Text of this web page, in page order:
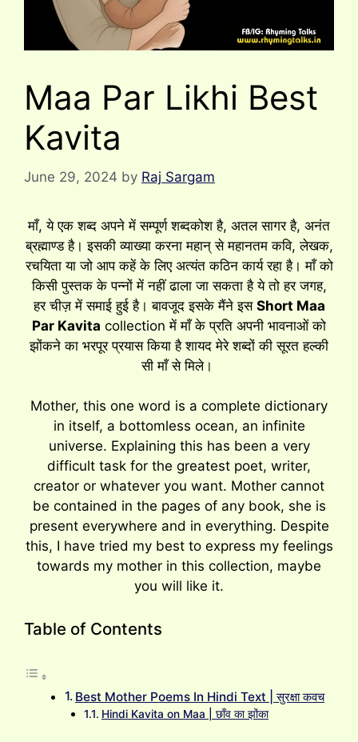
Maa Par Likhi Best
Kavita
June 29, 2024 by Raj Sargam
माँ, ये एक शब्द अपने में सम्पूर्ण शब्दकोश है, अतल सागर है, अनंत
ब्रह्माण्ड है। इसकी व्याख्या करना महान् से महानतम कवि, लेखक,
रचयिता या जो आप कहें के लिए अत्यंत कठिन कार्य रहा है। माँ को
किसी पुस्तक के पन्नों में नहीं ढाला जा सकता है ये तो हर जगह,
हर चीज़ में समाई हुई है। बावजूद इसके मैंने इस Short Maa
Par Kavita collection में माँ के प्रति अपनी भावनाओं को
झोंकने का भरपूर प्रयास किया है शायद मेरे शब्दों की सूरत हल्की
सी माँ से मिले।
Mother, this one word is a complete dictionary
in itself, a bottomless ocean, an infinite
universe. Explaining this has been a very
difficult task for the greatest poet, writer,
creator or whatever you want. Mother cannot
be contained in the pages of any book, she is
present everywhere and in everything. Despite
this, I have tried my best to express my feelings
towards my mother in this collection, maybe
you will like it.
Table of Contents
Best Mother Poems In Hindi Text | सुरक्षा कवच
Hindi Kavita on Maa | छॉंव का झोंका